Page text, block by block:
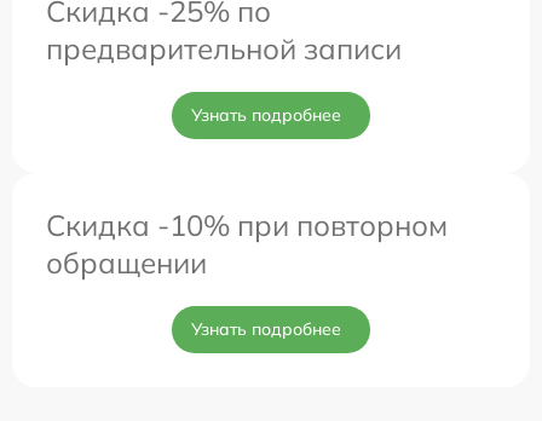
Скидка -25% по
предварительной записи
Узнать подробнее
Скидка -10% при повторном
обращении
Узнать подробнее